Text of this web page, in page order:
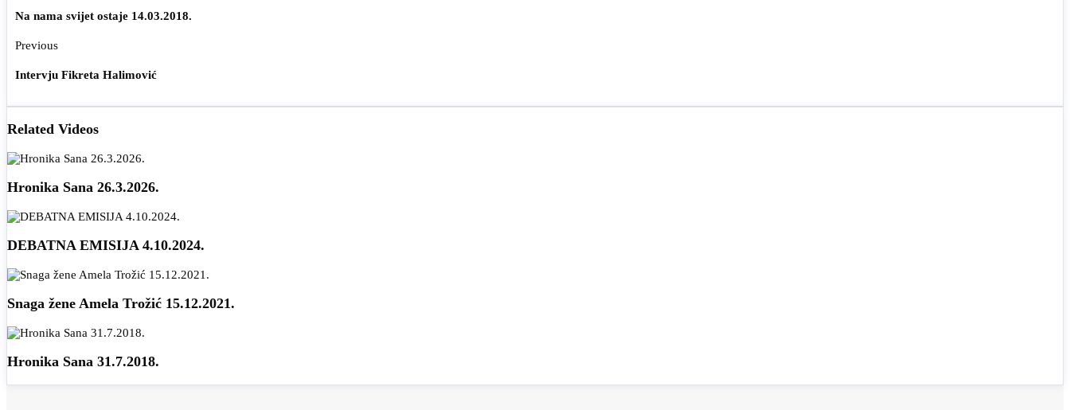
Na nama svijet ostaje 14.03.2018.
Previous
Intervju Fikreta Halimović
Related Videos
Hronika Sana 26.3.2026.
DEBATNA EMISIJA 4.10.2024.
Snaga žene Amela Trožić 15.12.2021.
Hronika Sana 31.7.2018.